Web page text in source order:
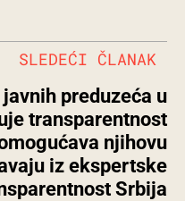
preduzeća u
transparentnost
njihovu
iz ekspertske
Srbija
SLEDEĆI ČLANAK